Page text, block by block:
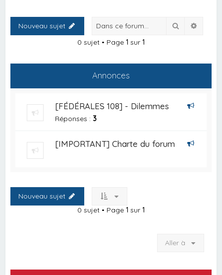
Nouveau sujet Rechercher
0 sujet • Page 1 sur 1
Annonces
[FÉDÉRALES 108] - Dilemmes
Réponses : 3
[IMPORTANT] Charte du forum
Nouveau sujet
0 sujet • Page 1 sur 1
Aller à